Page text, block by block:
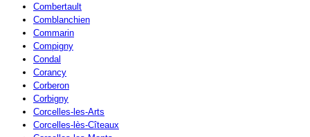
Combertault
Comblanchien
Commarin
Compigny
Condal
Corancy
Corberon
Corbigny
Corcelles-les-Arts
Corcelles-lès-Cîteaux